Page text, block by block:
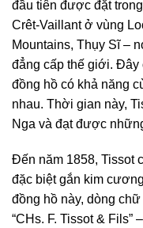
đầu tiên được đặt
Crêt-Vaillant ở vùng
Mountains, Thụy Sĩ –
đẳng cấp thế giới. Đây
đồng hồ có khả năng
nhau. Thời gian này,
Nga và đạt được
Đến năm 1858, Tissot
đặc biệt gắn kim
đồng hồ này, dòng
“CHs. F. Tissot &